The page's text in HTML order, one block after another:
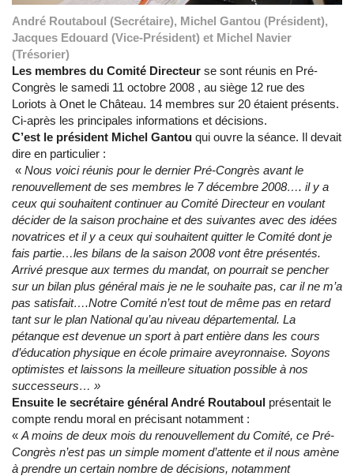
André Routaboul (Secrétaire), Michel Gantou (Président),
Jacques Edouard (Vice-Président) et Michel Navier
(Trésorier)
Les membres du Comité Directeur se sont réunis en Pré-
Congrès le samedi 11 octobre 2008 , au siège 12 rue des
Loriots à Onet le Château. 14 membres sur 20 étaient présents.
Ci-après les principales informations et décisions.
C’est le président Michel Gantou qui ouvre la séance. Il devait
dire en particulier :
« Nous voici réunis pour le dernier Pré-Congrès avant le
renouvellement de ses membres le 7 décembre 2008…. il y a
ceux qui souhaitent continuer au Comité Directeur en voulant
décider de la saison prochaine et des suivantes avec des idées
novatrices et il y a ceux qui souhaitent quitter le Comité dont je
fais partie…les bilans de la saison 2008 vont être présentés.
Arrivé presque aux termes du mandat, on pourrait se pencher
sur un bilan plus général mais je ne le souhaite pas, car il ne m’a
pas satisfait….Notre Comité n’est tout de même pas en retard
tant sur le plan National qu’au niveau départemental. La
pétanque est devenue un sport à part entière dans les cours
d’éducation physique en école primaire aveyronnaise. Soyons
optimistes et laissons la meilleure situation possible à nos
successeurs… »
Ensuite le secrétaire général André Routaboul présentait le
compte rendu moral en précisant notamment :
« A moins de deux mois du renouvellement du Comité, ce Pré-
Congrès n’est pas un simple moment d’attente et il nous amène
à prendre un certain nombre de décisions, notamment